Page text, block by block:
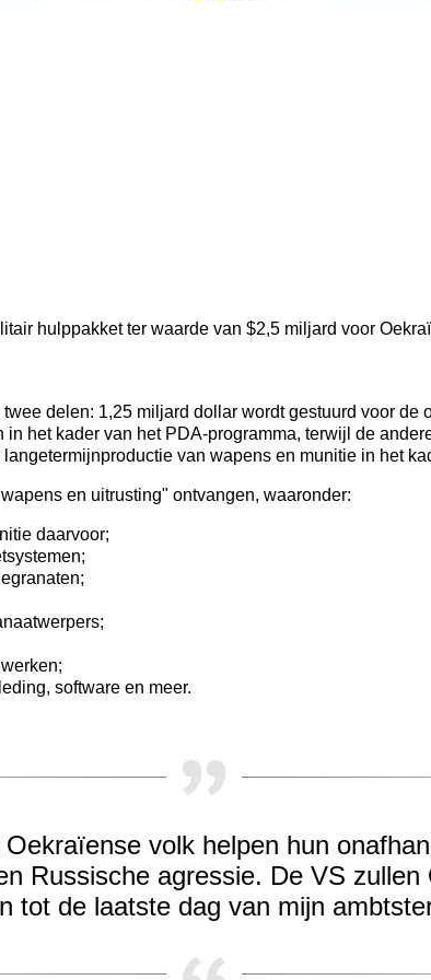
hulppakket ter waarde van $2,5 miljard voor
delen: 1,25 miljard dollar wordt gestuurd voor de
het kader van het PDA-programma, terwijl de
van wapens en munitie in het
en uitrusting" ontvangen, waaronder:
daarvoor;
software en meer.
volk helpen hun
Russische agressie. De VS zullen
tot de laatste dag van mijn